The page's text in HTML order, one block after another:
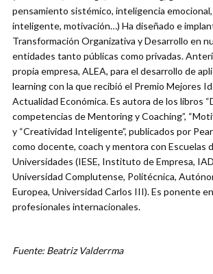
pensamiento sistémico, inteligencia
inteligente, motivación…) Ha diseñado e
Transformación Organizativa y Desarrollo en
entidades tanto públicas como privadas.
propia empresa, ALEA, para el desarrollo de
learning con la que recibió el Premio Mejores
Actualidad Económica. Es autora de los libros
competencias de Mentoring y Coaching”,
y “Creatividad Inteligente”, publicados por
como docente, coach y mentora con Escuelas
Universidades (IESE, Instituto de Empresa,
Universidad Complutense, Politécnica,
Europea, Universidad Carlos III). Es ponente
profesionales internacionales.
Fuente: Beatriz Valderrma